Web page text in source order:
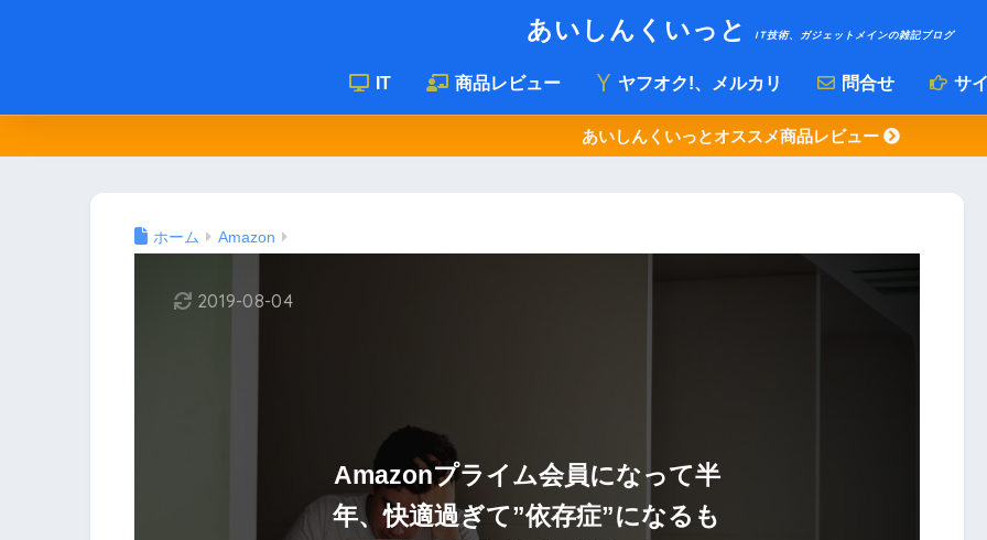
あいしんくいっと IT技術、ガジェットメインの雑記ブログ
IT 商品レビュー ヤフオク!、メルカリ 問合せ サ
あいしんくいっとオススメ商品レビュー
ホーム Amazon
Amazonプライム会員になって半
年、快適過ぎて”依存症”になるも
2019-08-04